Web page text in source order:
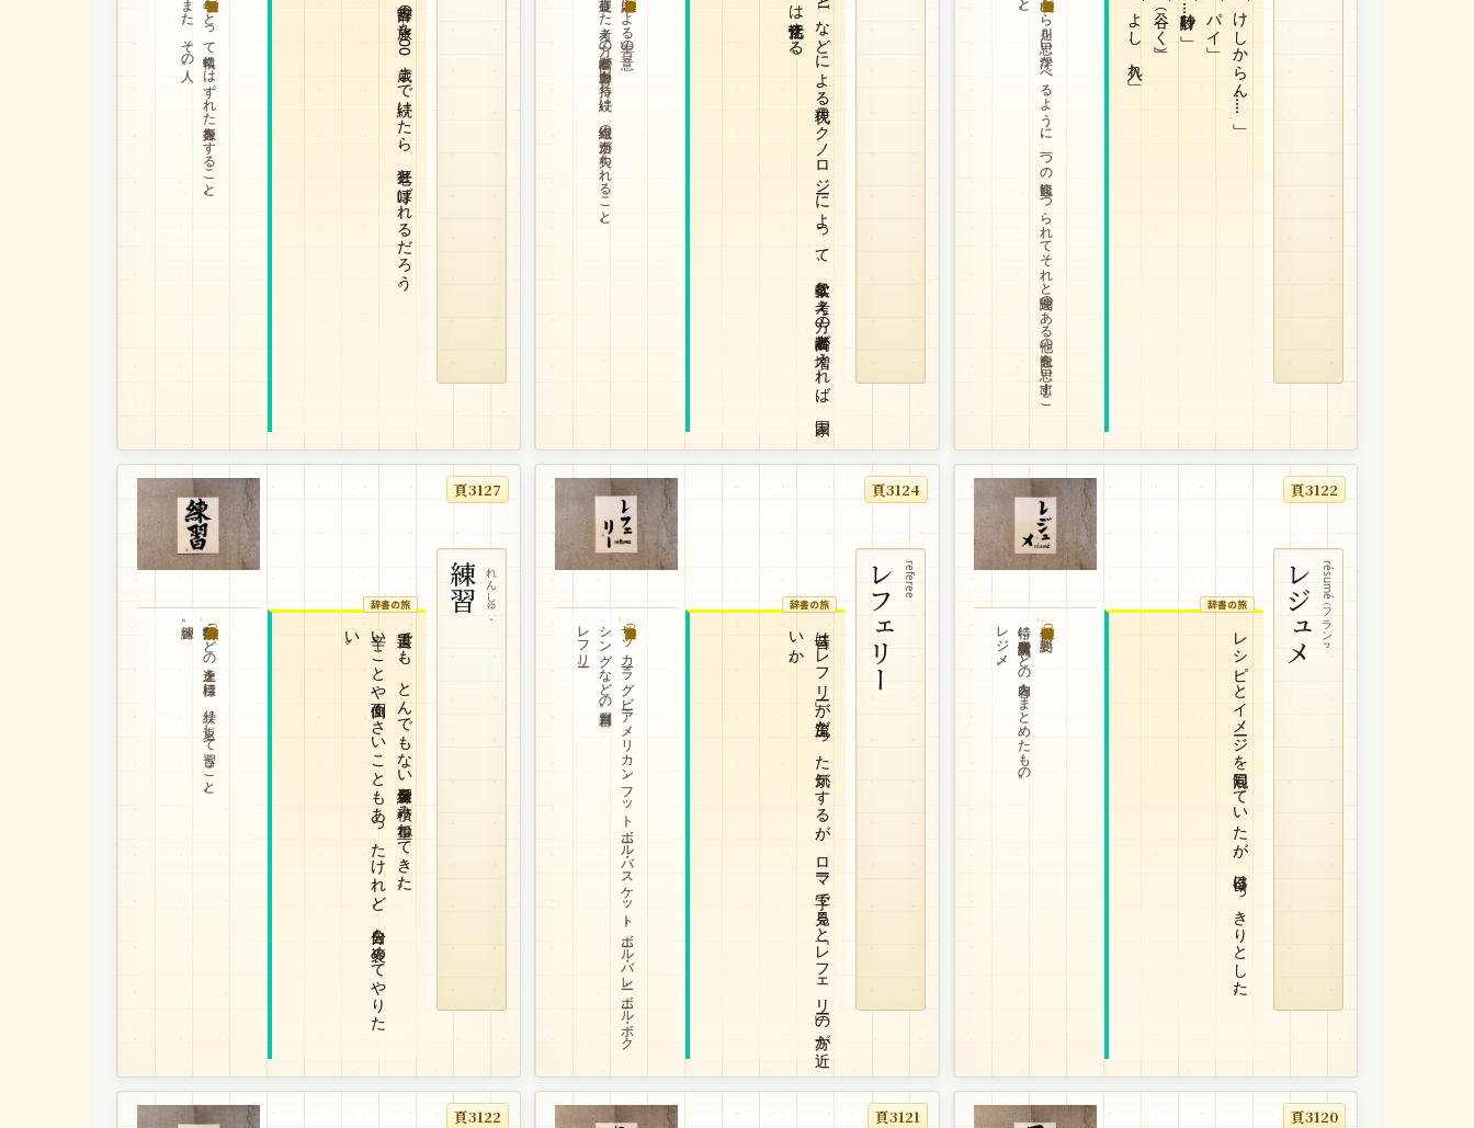
辞書の旅を100歳まで続けたら、老狂と呼ばれるだろう。
年をとって常軌にはずれた振舞をすること。
また、その人。 A
I
な
ど
に
よ
る
現代テ
ク
ノ
ロ
ジ
ーに
よ
っ
て
、
柔軟な
考え
方の
高齢者が
増え
れ
ば
、
国家
は
活性化す
る
。
（「老人による害」の意）
硬直した考え方の高齢者が影響力を持ち続け、組織の活力が失われること。 ｢けしからん……」
｢パイ」
｢砂時計……」
｢谷（こく）」
｢よし、入れ」
山か
ら
川を
思い
浮か
べ
る
よ
う
に
、
一つ
の
観念に
つ
ら
れ
て
そ
れ
と
関連の
あ
る
他の
観念を
思い
出す
こ
と
頁3127
辞書の旅
書道でも、とんでもない練習量を積み重ねてきた。
辛い
こ
と
や
面倒く
さ
い
こ
と
も
あ
っ
た
け
れ
ど
、
自分を
褒め
て
や
り
た
い
。
学問・技芸などの上達を目標に、繰り返して習うこと。
習練。
練習れんしゅう
頁3124
辞書の旅
昔は
「レ
フ
リ
ー」が
主流だ
っ
た
気が
す
る
が
、
ロ
ーマ
字で
見る
と
「レ
フ
ェ
リ
ー」の
方が
近
い
か
。
サ
ッ
カ
ー・ラ
グ
ビ
ー・ア
メ
リ
カ
ン
-
フ
ッ
ト
ボ
ール
・バ
ス
ケ
ッ
ト
-
ボ
ール
・バ
レ
ー-
ボ
ール
・ボ
ク
シ
ン
グ
な
ど
の
審判員。
レフリー。 レフェリー referee
頁3122
辞書の旅
レシピとイメージを混同していたが、今日はっきりとした。
摘要。要約。
特に研究発表・講演などの内容をまとめたもの。
レジメ。 レジュメrésumé（フランス語）
頁3122 頁3121 頁3120